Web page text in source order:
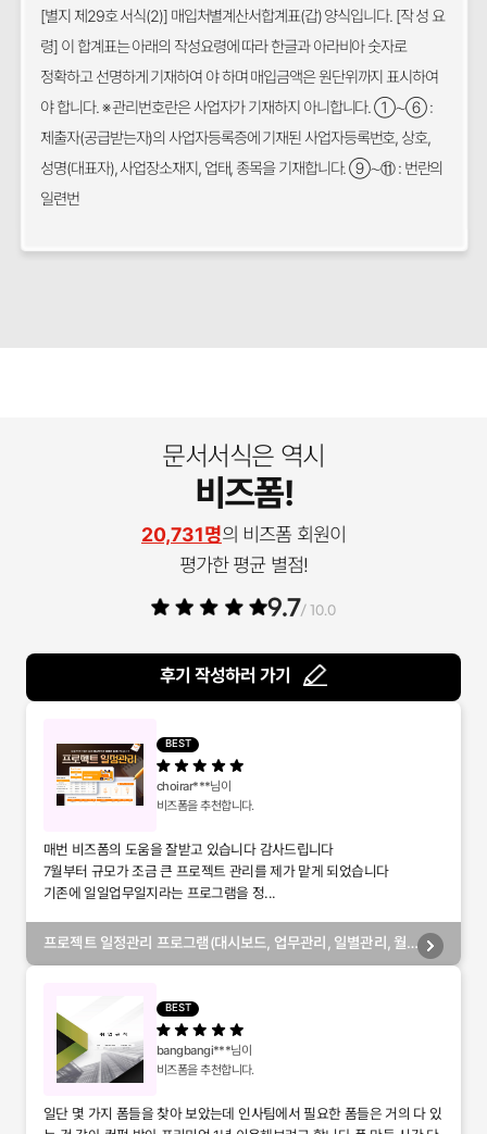
[별지 제29호 서식(2)] 매입처별계산서합계표(갑) 양식입니다. [작 성 요
령] 이 합계표는 아래의 작성요령에 따라 한글과 아라비아 숫자로
정확하고 선명하게 기재하여 야 하며 매입금액은 원단위까지 표시하여
야 합니다. ※ 관리번호란은 사업자가 기재하지 아니합니다. ①∼⑥ :
제출자(공급받는자)의 사업자등록증에 기재된 사업자등록번호, 상호,
성명(대표자), 사업장소재지, 업태, 종목을 기재합니다. ⑨∼⑪ : 번란의
일련번
문서서식은 역시
비즈폼!
20,731명의 비즈폼 회원이
평가한 평균 별점!
9.7/ 10.0
후기 작성하러 가기
BEST
choirar***님이
비즈폼을 추천합니다.
매번 비즈폼의 도움을 잘받고 있습니다 감사드립니다
7월부터 규모가 조금 큰 프로젝트 관리를 제가 맡게 되었습니다
기존에 일일업무일지라는 프로그램을 정...
프로젝트 일정관리 프로그램(대시보드, 업무관리, 일별관리, 월
BEST
bangbangi***님이
비즈폼을 추천합니다.
일단 몇 가지 폼들을 찾아 보았는데 인사팀에서 필요한 폼들은 거의 다 있